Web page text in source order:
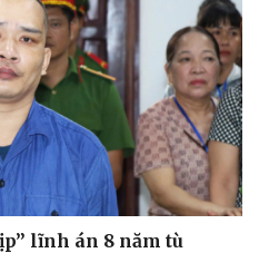
lĩnh án 8 năm tù